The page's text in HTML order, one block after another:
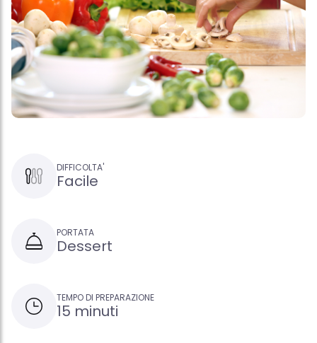
DIFFICOLTA'
Facile
PORTATA
Dessert
TEMPO DI PREPARAZIONE
15 minuti